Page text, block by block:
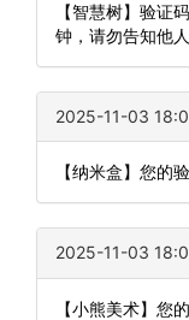
【智慧树】验
钟，请勿告知他人
2025-11-03
【纳米盒】您的
2025-11-03
【小熊美术】您